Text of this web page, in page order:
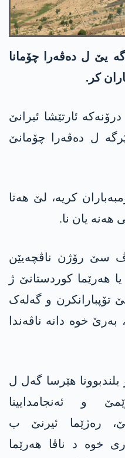
یێ ل دەڤەرا چۆمانا
کر.
ئارتێشا ئیرانێ
ل دەڤەرا چۆمانێ
کریە، لێ ھەتا
ھەنە یان نا.
سێ رۆژن ناڤچەیێن
ھەرێما کوردستانێ ژ
تۆپبارانکرن و گەلەک
خوە دانە ناڤەندا
بلندبوونا هێرسا گەل ل
و ئەنجامدایینا
رەژێما ئیرنێ ب
خوە د ناڤا هەرێما